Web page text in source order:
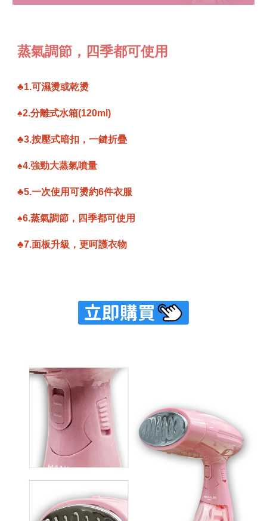
蒸氣調節，四季都可使用
♣1.可濕燙或乾燙
♠2.分離式水箱(120ml)
♣3.按壓式暗扣，一鍵折疊
♠4.強勁大蒸氣噴量
♣5.一次使用可燙約6件衣服
♠6.蒸氣調節，四季都可使用
♣7.面板升級，更呵護衣物